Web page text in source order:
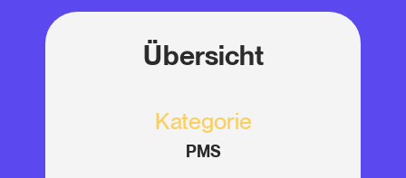
Übersicht
Kategorie
PMS